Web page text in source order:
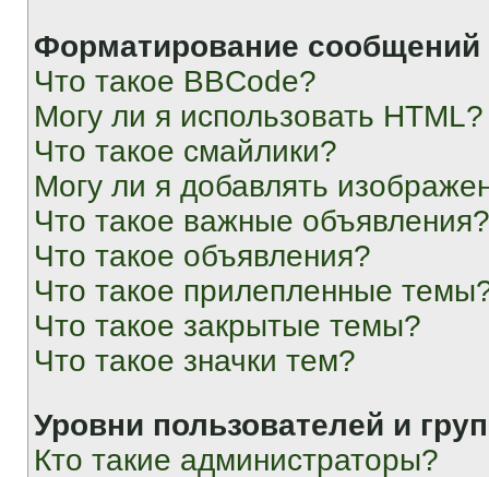
Форматирование
Что такое BBCode?
Могу ли я использовать HTML?
Что такое смайлики?
Могу ли я добавлять
Что такое важные объявления?
Что такое объявления?
Что такое прилепленные
Что такое закрытые темы?
Что такое значки тем?
Уровни пользователей и
Кто такие администраторы?